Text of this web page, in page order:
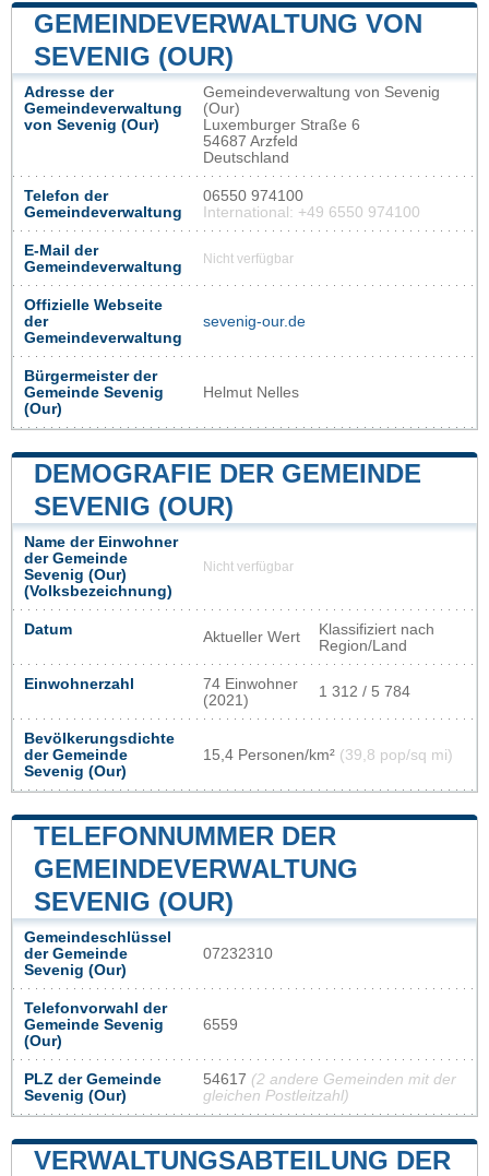
GEMEINDEVERWALTUNG VON
SEVENIG (OUR)
Adresse der
Gemeindeverwaltung
von Sevenig (Our)
Gemeindeverwaltung von Sevenig
(Our)
Luxemburger Straße 6
54687 Arzfeld
Deutschland
Telefon der
Gemeindeverwaltung
06550 974100
International: +49 6550 974100
E-Mail der
Gemeindeverwaltung
Nicht verfügbar
Offizielle Webseite
der
Gemeindeverwaltung
sevenig-our.de
Bürgermeister der
Gemeinde Sevenig
(Our)
Helmut Nelles
DEMOGRAFIE DER GEMEINDE
SEVENIG (OUR)
Name der Einwohner
der Gemeinde
Sevenig (Our)
(Volksbezeichnung)
Nicht verfügbar
Datum Aktueller Wert
Klassifiziert nach
Region/Land
Einwohnerzahl
74 Einwohner
(2021)
1 312 / 5 784
Bevölkerungsdichte
der Gemeinde
Sevenig (Our)
15,4 Personen/km² (39,8 pop/sq mi)
TELEFONNUMMER DER
GEMEINDEVERWALTUNG
SEVENIG (OUR)
Gemeindeschlüssel
der Gemeinde
Sevenig (Our)
07232310
Telefonvorwahl der
Gemeinde Sevenig
(Our)
6559
PLZ der Gemeinde
Sevenig (Our)
54617 (2 andere Gemeinden mit der
gleichen Postleitzahl)
VERWALTUNGSABTEILUNG DER